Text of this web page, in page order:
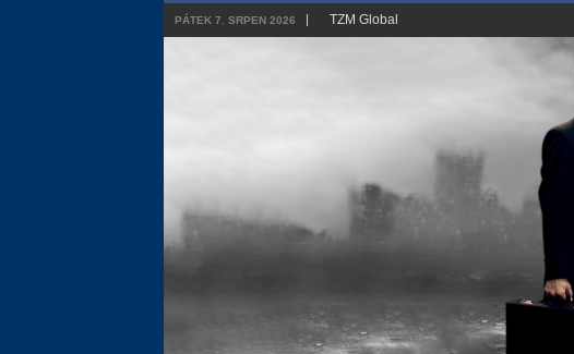
PÁTEK 7. SRPEN 2026 TZM Global